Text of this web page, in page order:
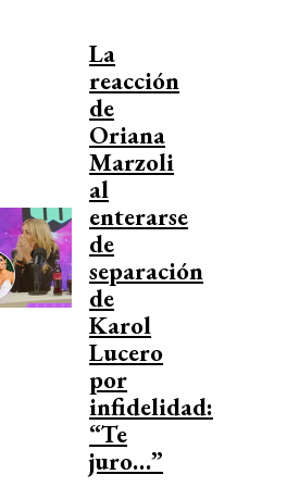
La
reacción
de
Oriana
Marzoli
al
enterarse
de
separación
de
Karol
Lucero
por
infidelidad:
“Te
juro…”